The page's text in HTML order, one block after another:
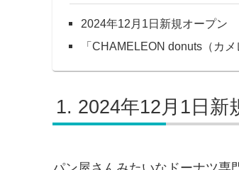
2024年12月1日新規オープン
「CHAMELEON donuts（カ
2024年12月1日新